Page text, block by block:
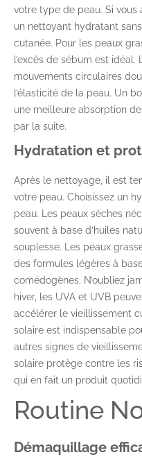
votre type de peau. Si vous
un nettoyant hydratant
cutanée. Pour les peaux
l’excès de sébum est
mouvements circulaires
l’élasticité de la peau. Un
une meilleure absorption
par la suite.
Hydratation et
Après le nettoyage, il est
votre peau. Choisissez un
peau. Les peaux sèches
souvent à base d’huiles
souplesse. Les peaux
des formules légères à
comédogènes. N’oubliez
hiver, les UVA et UVB
accélérer le vieillissement
solaire est indispensable
autres signes de
solaire protège contre les
qui en fait un produit
Routine
Démaquillage